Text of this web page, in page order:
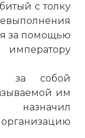
с толку
за помощью
за собой
им